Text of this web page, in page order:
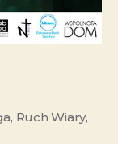
, Ruch Wiary,